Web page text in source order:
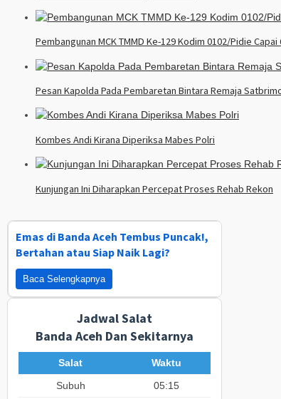
Pembangunan MCK TMMD Ke-129 Kodim 0102/Pidie
Pesan Kapolda Pada Pembaretan Bintara Remaja
Kombes Andi Kirana Diperiksa Mabes Polri
Kunjungan Ini Diharapkan Percepat Proses Rehab Rekon
Emas di Banda Aceh Tembus Puncak!,
Bertahan atau Siap Naik Lagi?
Baca Selengkapnya
Jadwal Salat
Banda Aceh Dan Sekitarnya
Salat
Waktu
Subuh
05:15